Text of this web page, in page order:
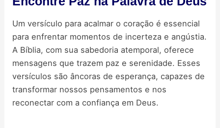
Um versículo para acalmar o coração é essencial
para enfrentar momentos de incerteza e angústia.
A Bíblia, com sua sabedoria atemporal, oferece
mensagens que trazem paz e serenidade. Esses
versículos são âncoras de esperança, capazes de
transformar nossos pensamentos e nos
reconectar com a confiança em Deus.